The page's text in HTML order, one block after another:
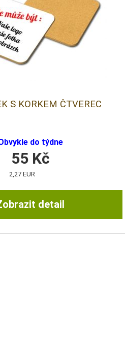
S KORKEM ČTVEREC
do týdne
detail
55 Kč
2,27 EUR